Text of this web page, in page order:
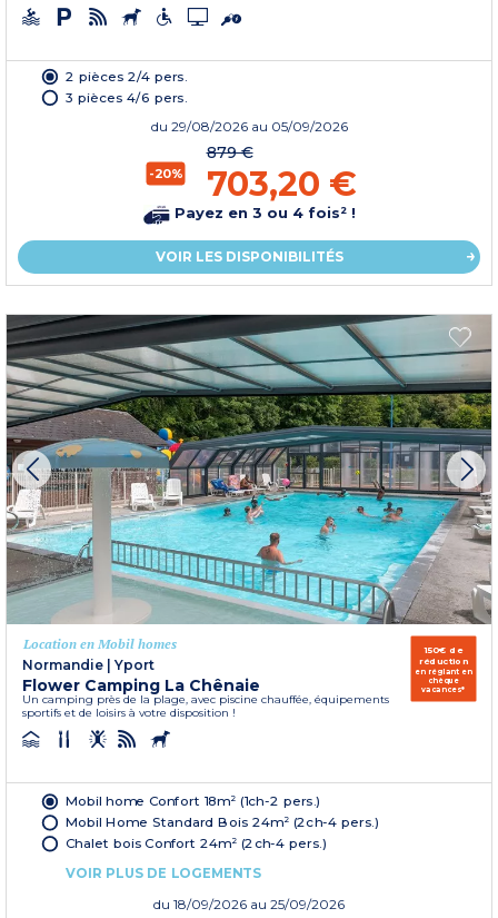
2 pièces 2/4 pers.
3 pièces 4/6 pers.
du 29/08/2026 au 05/09/2026
-20%
879 €
703,20 €
Payez en 3 ou 4 fois² !
VOIR LES DISPONIBILITÉS
Location en Mobil homes
Normandie
Yport
Flower Camping La Chênaie
Un camping près de la plage, avec piscine chauffée, équipements
sportifs et de loisirs à votre disposition !
150€ de
réduction
en réglant en
chèque
vacances*
Mobil home Confort 18m² (1ch-2 pers.)
Mobil Home Standard Bois 24m² (2ch-4 pers.)
Chalet bois Confort 24m² (2ch-4 pers.)
VOIR PLUS DE LOGEMENTS
du 18/09/2026 au 25/09/2026